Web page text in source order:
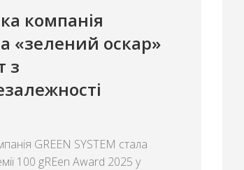
компанія
«зелений оскар»
з
GREEN SYSTEM стала
100 gREen Award 2025 у